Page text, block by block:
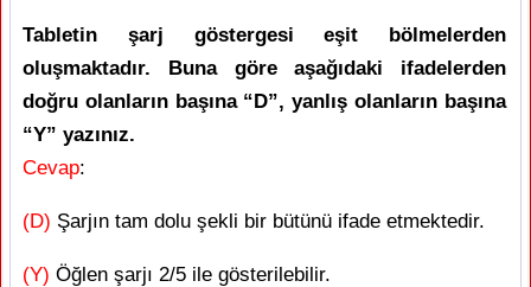
Tabletin şarj göstergesi eşit bölmelerden
oluşmaktadır. Buna göre aşağıdaki ifadelerden
doğru olanların başına “D”, yanlış olanların başına
“Y” yazınız.
Cevap:
(D) Şarjın tam dolu şekli bir bütünü ifade etmektedir.
(Y) Öğlen şarjı 2/5 ile gösterilebilir.